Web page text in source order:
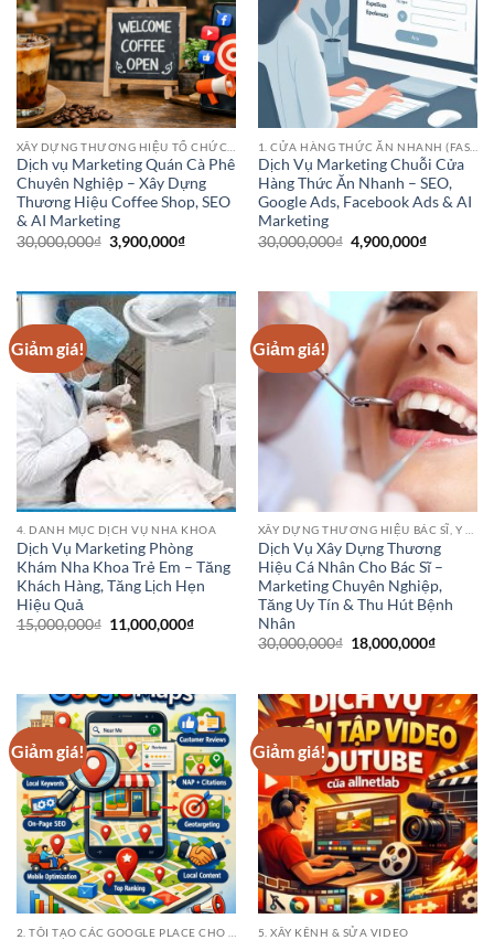
Dịch vụ Marketing Quán Cà Phê
Chuyên Nghiệp – Xây Dựng
Thương Hiệu Coffee Shop, SEO
& AI Marketing
30,000,000₫ Giá
gốc
3,900,000₫Giá
3,900,000₫.
Dịch Vụ Marketing Chuỗi Cửa
Hàng Thức Ăn Nhanh – SEO,
Google Ads, Facebook Ads & AI
Marketing
30,000,000₫ Giá
gốc
4,900,000₫Giá
Giảm giá!
4. DANH MỤC DỊCH VỤ NHA KHOA
Dịch Vụ Marketing Phòng
Khám Nha Khoa Trẻ Em – Tăng
Khách Hàng, Tăng Lịch Hẹn
Hiệu Quả
15,000,000₫ Giá
gốc
11,000,000₫Giá
Giảm giá!
Dịch Vụ Xây Dựng Thương
Hiệu Cá Nhân Cho Bác Sĩ –
Marketing Chuyên Nghiệp,
Tăng Uy Tín & Thu Hút Bệnh
Nhân
30,000,000₫ Giá
gốc
18,000,000₫Giá
Giảm giá! Giảm giá!
5. XÂY KÊNH & SỬA VIDEO